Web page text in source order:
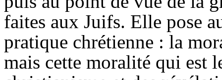
faites aux Juifs. Elle pose
pratique chrétienne : la
mais cette moralité qui est